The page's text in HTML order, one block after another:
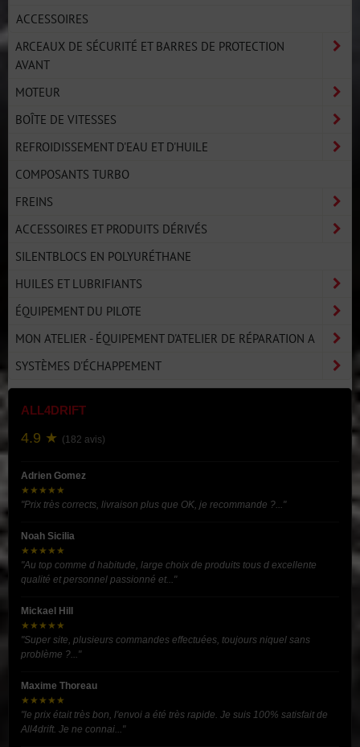
ACCESSOIRES
ARCEAUX DE SÉCURITÉ ET BARRES DE PROTECTION
AVANT
MOTEUR
BOÎTE DE VITESSES
REFROIDISSEMENT D'EAU ET D'HUILE
COMPOSANTS TURBO
FREINS
ACCESSOIRES ET PRODUITS DÉRIVÉS
SILENTBLOCS EN POLYURÉTHANE
HUILES ET LUBRIFIANTS
ÉQUIPEMENT DU PILOTE
MON ATELIER - ÉQUIPEMENT D'ATELIER DE RÉPARATION A
SYSTÈMES D'ÉCHAPPEMENT
ALL4DRIFT
4.9 ★ (182 avis)
Adrien Gomez
★★★★★
"Prix très corrects, livraison plus que OK, je recommande ?..."
Noah Sicilia
★★★★★
"Au top comme d habitude, large choix de produits tous d excellente
qualité et personnel passionné et..."
Mickael Hill
★★★★★
"Super site, plusieurs commandes effectuées, toujours niquel sans
problème ?..."
Maxime Thoreau
★★★★★
"le prix était très bon, l'envoi a été très rapide. Je suis 100% satisfait de
All4drift. Je ne connai..."